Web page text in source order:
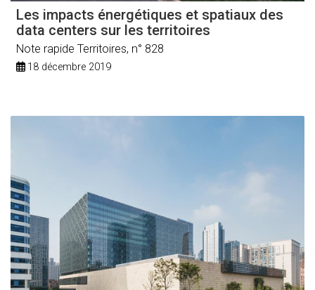
Les impacts énergétiques et spatiaux des
data centers sur les territoires
Note rapide Territoires, n° 828
18 décembre 2019